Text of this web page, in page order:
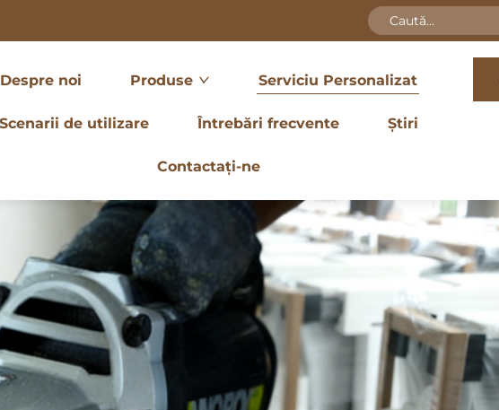
Despre noi Produse Serviciu Personalizat
Scenarii de utilizare Întrebări frecvente Știri
Contactați-ne